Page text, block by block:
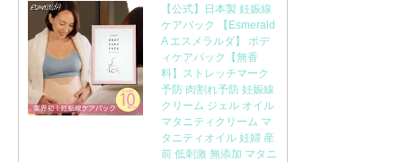
【公式】日本製 妊娠線
ケアパック 【Esmerald
A エスメラルダ】 ボデ
ィケアパック【無香
料】ストレッチマーク
予防 肉割れ予防 妊娠線
クリーム ジェル オイル
マタニティクリーム マ
タニティオイル 妊婦 産
前 低刺激 無添加 マタニ